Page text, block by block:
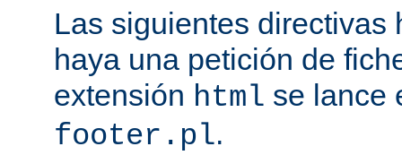
Las siguientes directivas
haya una petición de
extensión html se lance
footer.pl.